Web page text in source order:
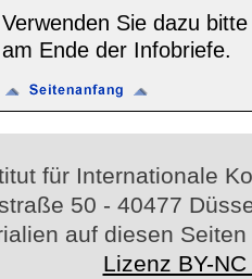
Verwenden Sie dazu
am Ende der Infobriefe.
für Internationale
50 - 40477
auf diesen
Lizenz BY-